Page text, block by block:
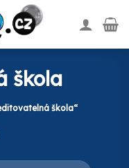
škola
škola“